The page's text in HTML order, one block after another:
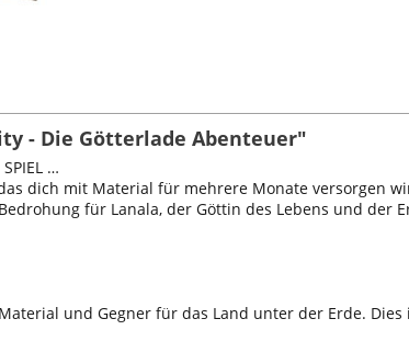
- Die Götterlade Abenteuer"
SPIEL …
dich mit Material für mehrere Monate versorgen
für Lanala, der Göttin des Lebens und der
und Gegner für das Land unter der Erde.